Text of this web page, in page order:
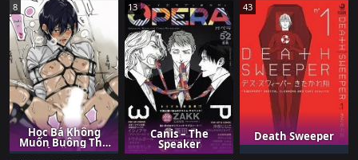
8
Học Bá Không
Muốn Buông Tha
Kẻ Cặn Bã
13
Canis – The
Speaker
43
Death Sweeper